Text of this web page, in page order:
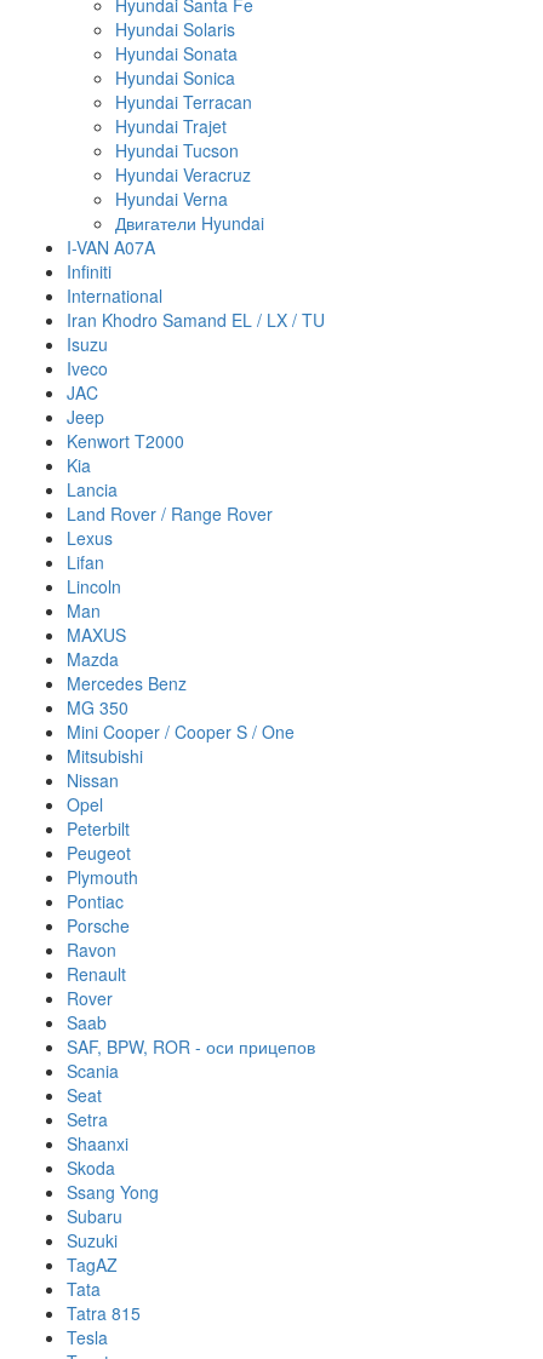
Hyundai Santa Fe
Hyundai Solaris
Hyundai Sonata
Hyundai Sonica
Hyundai Terracan
Hyundai Trajet
Hyundai Tucson
Hyundai Veracruz
Hyundai Verna
Двигатели Hyundai
I-VAN A07A
Infiniti
International
Iran Khodro Samand EL / LX / TU
Isuzu
Iveco
JAC
Jeep
Kenwort T2000
Kia
Lancia
Land Rover / Range Rover
Lexus
Lifan
Lincoln
Man
MAXUS
Mazda
Mercedes Benz
MG 350
Mini Cooper / Cooper S / One
Mitsubishi
Nissan
Opel
Peterbilt
Peugeot
Plymouth
Pontiac
Porsche
Ravon
Renault
Rover
Saab
SAF, BPW, ROR - оси прицепов
Scania
Seat
Setra
Shaanxi
Skoda
Ssang Yong
Subaru
Suzuki
TagAZ
Tata
Tatra 815
Tesla